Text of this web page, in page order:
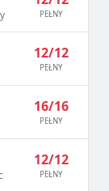
PEŁNY
12/12
PEŁNY
16/16
PEŁNY
12/12
PEŁNY